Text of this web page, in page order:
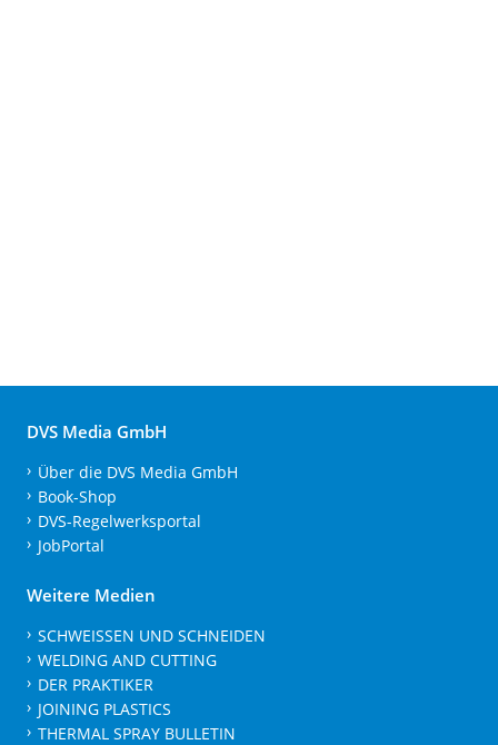
DVS Media GmbH
Über die DVS Media GmbH
Book-Shop
DVS-Regelwerksportal
JobPortal
Weitere Medien
SCHWEISSEN UND SCHNEIDEN
WELDING AND CUTTING
DER PRAKTIKER
JOINING PLASTICS
THERMAL SPRAY BULLETIN